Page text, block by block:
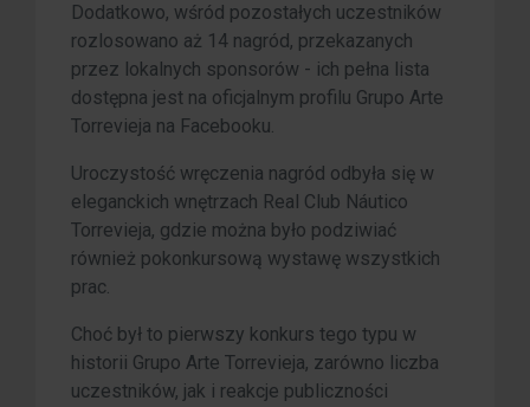
Dodatkowo, wśród pozostałych uczestników
rozlosowano aż 14 nagród, przekazanych
przez lokalnych sponsorów - ich pełna lista
dostępna jest na oficjalnym profilu Grupo Arte
Torrevieja na Facebooku.
Uroczystość wręczenia nagród odbyła się w
eleganckich wnętrzach Real Club Náutico
Torrevieja, gdzie można było podziwiać
również pokonkursową wystawę wszystkich
prac.
Choć był to pierwszy konkurs tego typu w
historii Grupo Arte Torrevieja, zarówno liczba
uczestników, jak i reakcje publiczności